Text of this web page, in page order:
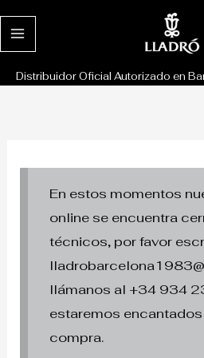
al
Distribuidor Oficial Autorizado en
En estos momentos
online se encuentra
técnicos, por favor
llámanos al +34 934
estaremos
compra.